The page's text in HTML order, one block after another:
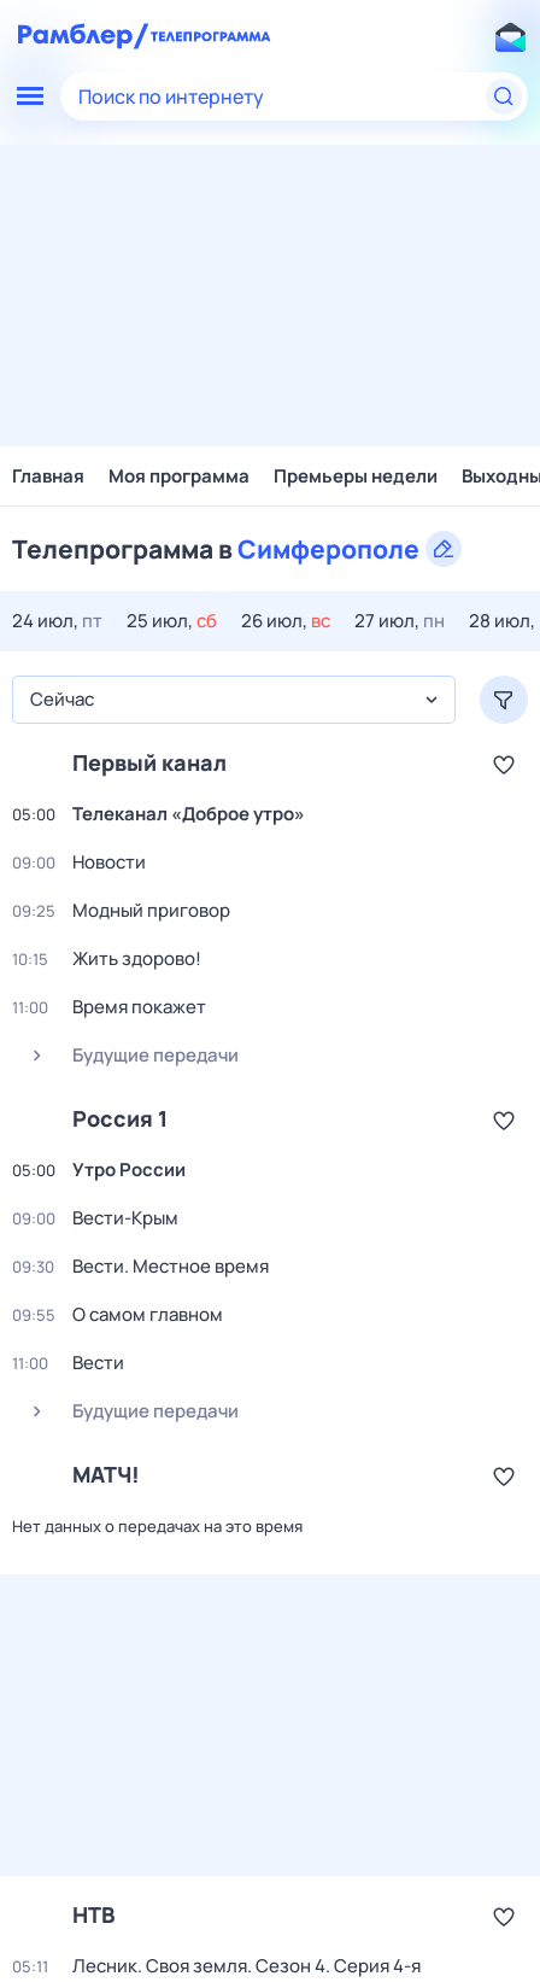
Поиск по интернету
Главная Моя программа Премьеры недели
Телепрограмма вСимферополе
24 июл, пт 25 июл,сб 26 июл, вс 27 июл, пн 28 июл,
Сейчас
Первый канал
05:00 Телеканал «Доброе утро»
09:00 Новости
09:25 Модный приговор
10:15 Жить здорово!
11:00
Время покажет
Будущие передачи
Россия 1
05:00 Утро России
09:00 Вести-Крым
09:30 Вести. Местное время
09:55 О самом главном
11:00
Вести
Будущие передачи
МАТЧ!
Нет данных о передачах на это время
НТВ
05:11 Лесник. Своя земля. Сезон 4. Серия 4-я